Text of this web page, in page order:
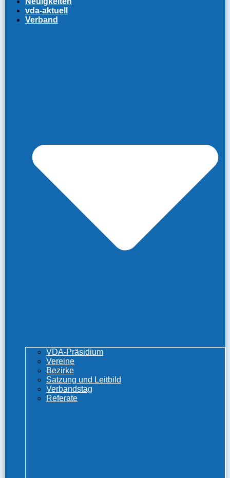
vda-aktuell
Verband
VDA-Präsidium
Vereine
Bezirke
Satzung und Leitbild
Verbandstag
Referate